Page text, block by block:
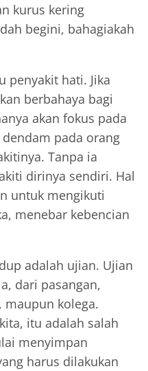
kurus kering
begini, bahagiakah
penyakit hati. Jika
berbahaya bagi
akan fokus pada
pada orang
Tanpa ia
dirinya sendiri. Hal
untuk mengikuti
menebar kebencian
adalah ujian. Ujian
dari pasangan,
maupun kolega.
itu adalah salah
menyimpan
harus dilakukan